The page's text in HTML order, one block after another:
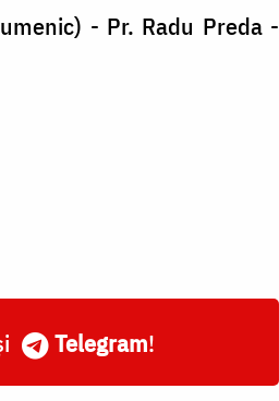
- Pr. Radu Preda -
Telegram!